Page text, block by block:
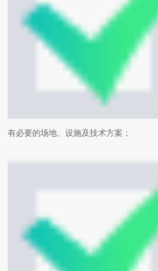
有必要的场地、设施及技术方案；